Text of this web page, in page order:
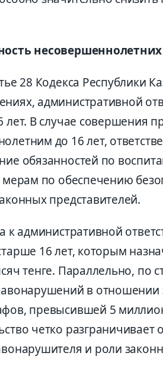
28 Кодекса Республики
административной
лет. В случае совершения
до 16 лет,
обязанностей по
мерам по обеспечению
представителей.
к административной
16 лет, которым
тенге. Параллельно, по
в отношении
превысившей 5
четко разграничивает
и роли